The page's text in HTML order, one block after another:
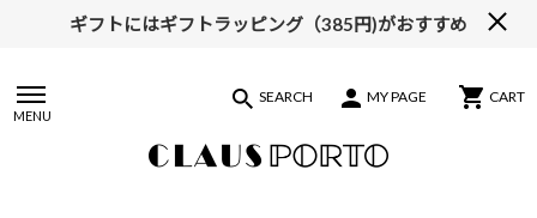
ギフトにはギフトラッピング（385円)がおすすめ
MENU
SEARCH MY PAGE CART